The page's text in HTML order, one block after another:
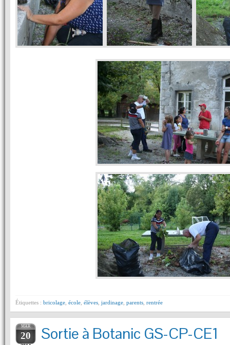
Étiquettes : bricolage école élèves jardinage parents rentrée
MAR
20 Sortie à Botanic GS-CP-CE1